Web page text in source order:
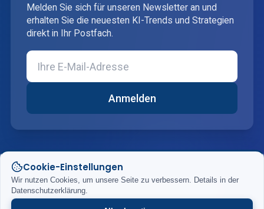
Cookie-Einstellungen
Wir nutzen Cookies, um unsere Seite zu verbessern. Details in der
Datenschutzerklärung.
Melden Sie sich für unseren Newsletter an und
erhalten Sie die neuesten KI-Trends und Strategien
direkt in Ihr Postfach.
Anmelden
© 2026 DigiRift. Alle Rechte vorbehalten.